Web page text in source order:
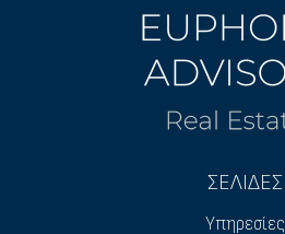
ΣΕΛΙΔΕΣ
Υπηρεσίες